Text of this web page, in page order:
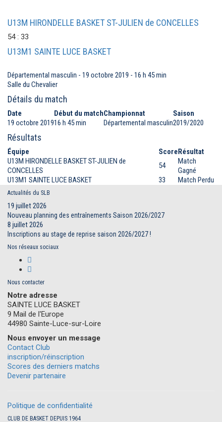
U13M HIRONDELLE BASKET ST-JULIEN de CONCELLES
54 : 33
U13M1 SAINTE LUCE BASKET
Départemental masculin - 19 octobre 2019 - 16 h 45 min
Salle du Chevalier
Détails du match
Date Début du matchChampionnat
Saison
19 octobre 201916 h 45 min Départemental masculin2019/2020
Résultats
Équipe ScoreRésultat
U13M HIRONDELLE BASKET ST-JULIEN de
CONCELLES
54
Match
Gagné
U13M1 SAINTE LUCE BASKET
33 Match Perdu
Actualités du SLB
19 juillet 2026
Nouveau planning des entraînements Saison 2026/2027
8 juillet 2026
Inscriptions au stage de reprise saison 2026/2027 !
Nos réseaux sociaux
Nous contacter
Notre adresse
SAINTE LUCE BASKET
9 Mail de l'Europe
44980 Sainte-Luce-sur-Loire
Nous envoyer un message
Contact Club
inscription/réinscription
Scores des derniers matchs
Devenir partenaire
Politique de confidentialité
CLUB DE BASKET DEPUIS 1964